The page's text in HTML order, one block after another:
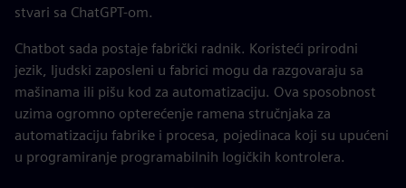
stvari sa ChatGPT-om.
Chatbot sada postaje fabrički radnik. Koristeći prirodni
jezik, ljudski zaposleni u fabrici mogu da razgovaraju sa
mašinama ili pišu kod za automatizaciju. Ova sposobnost
uzima ogromno opterećenje ramena stručnjaka za
automatizaciju fabrike i procesa, pojedinaca koji su upućeni
u programiranje programabilnih logičkih kontrolera.